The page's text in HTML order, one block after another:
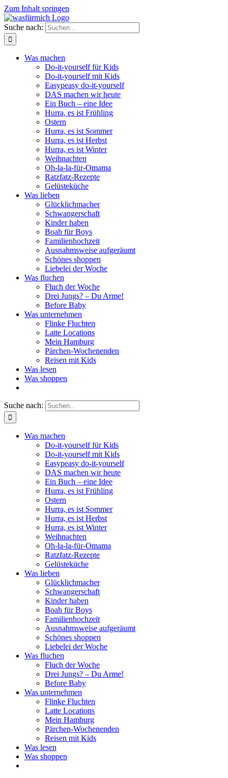
Zum Inhalt springen
Suche nach:
Was machen
Do-it-yourself für Kids
Do-it-yourself mit Kids
Easypeasy do-it-yourself
DAS machen wir heute
Ein Buch – eine Idee
Hurra, es ist Frühling
Ostern
Hurra, es ist Sommer
Hurra, es ist Herbst
Hurra, es ist Winter
Weihnachten
Oh-la-la-für-Omama
Ratzfatz-Rezepte
Gelüsteküche
Was lieben
Glücklichmacher
Schwangerschaft
Kinder haben
Boah für Boys
Familienhochzeit
Ausnahmsweise aufgeräumt
Schönes shoppen
Liebelei der Woche
Was fluchen
Fluch der Woche
Drei Jungs? – Du Arme!
Before Baby
Was unternehmen
Flinke Fluchten
Latte Locations
Mein Hamburg
Pärchen-Wochenenden
Reisen mit Kids
Was lesen
Was shoppen
Suche nach:
Was machen
Do-it-yourself für Kids
Do-it-yourself mit Kids
Easypeasy do-it-yourself
DAS machen wir heute
Ein Buch – eine Idee
Hurra, es ist Frühling
Ostern
Hurra, es ist Sommer
Hurra, es ist Herbst
Hurra, es ist Winter
Weihnachten
Oh-la-la-für-Omama
Ratzfatz-Rezepte
Gelüsteküche
Was lieben
Glücklichmacher
Schwangerschaft
Kinder haben
Boah für Boys
Familienhochzeit
Ausnahmsweise aufgeräumt
Schönes shoppen
Liebelei der Woche
Was fluchen
Fluch der Woche
Drei Jungs? – Du Arme!
Before Baby
Was unternehmen
Flinke Fluchten
Latte Locations
Mein Hamburg
Pärchen-Wochenenden
Reisen mit Kids
Was lesen
Was shoppen